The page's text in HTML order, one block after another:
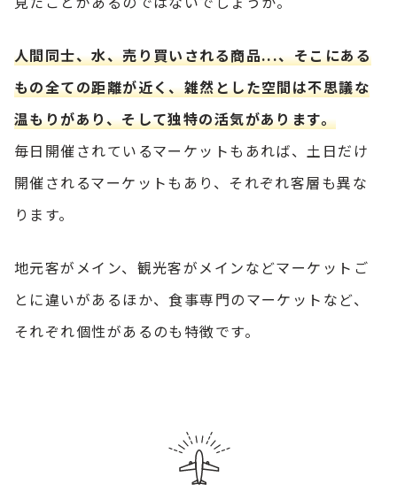
人間同士、水、売り買いされる商品...、そこにある
もの全ての距離が近く、雑然とした空間は不思議な
温もりがあり、そして独特の活気があります。
毎日開催されているマーケットもあれば、土日だけ
開催されるマーケットもあり、それぞれ客層も異な
ります。
地元客がメイン、観光客がメインなどマーケットご
とに違いがあるほか、食事専門のマーケットなど、
それぞれ個性があるのも特徴です。